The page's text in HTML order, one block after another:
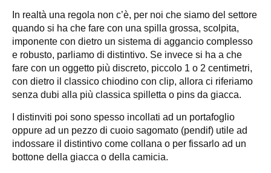
In realtà una regola non c’è, per noi che siamo del settore
quando si ha che fare con una spilla grossa, scolpita,
imponente con dietro un sistema di aggancio complesso
e robusto, parliamo di distintivo. Se invece si ha a che
fare con un oggetto più discreto, piccolo 1 o 2 centimetri,
con dietro il classico chiodino con clip, allora ci riferiamo
senza dubi alla più classica spilletta o pins da giacca.
I distinviti poi sono spesso incollati ad un portafoglio
oppure ad un pezzo di cuoio sagomato (pendif) utile ad
indossare il distintivo come collana o per fissarlo ad un
bottone della giacca o della camicia.